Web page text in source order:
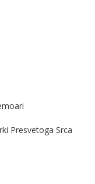
Presvetoga Srca